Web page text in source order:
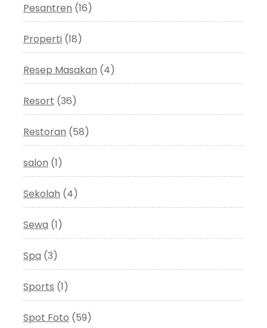
Pesantren (16)
Properti (18)
Resep Masakan (4)
Resort (36)
Restoran (58)
salon (1)
Sekolah (4)
Sewa (1)
Spa (3)
Sports (1)
Spot Foto (59)